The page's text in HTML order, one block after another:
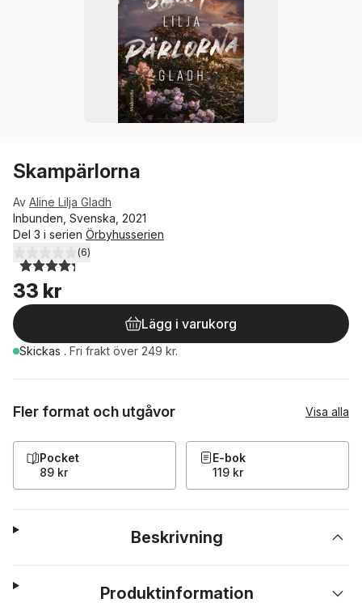
Skampärlorna
Av Aline Lilja Gladh
Inbunden, Svenska, 2021
Del 3 i serien Örbyhusserien
4,3utav 5 stjärnor. Totalt antal röster:
(6)
33 kr
Lägg i varukorg
Skickas . Fri frakt över 249 kr.
Fler format och utgåvor Visa alla
Pocket
89 kr
E-bok
119 kr
Beskrivning
Produktinformation